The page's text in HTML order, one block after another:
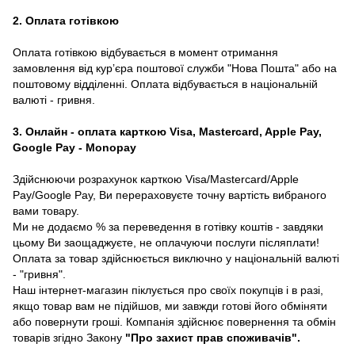
2. Оплата готівкою
Оплата готівкою відбувається в момент отримання
замовлення від курʼєра поштової служби "Нова Пошта" або на
поштовому відділенні. Оплата відбувається в національній
валюті - гривня.
3. Онлайн - оплата карткою Visa, Mastercard, Apple Pay,
Google Pay - Monopay
Здійснюючи розрахунок карткою Visa/Mastercard/Apple
Pay/Google Pay, Ви перераховуєте точну вартість вибраного
вами товару.
Ми не додаємо % за переведення в готівку коштів - завдяки
цьому Ви заощаджуєте, не оплачуючи послуги післяплати!
Оплата за товар здійснюється виключно у національній валюті
- "гривня".
Наш інтернет-магазин піклується про своїх покупців і в разі,
якщо товар вам не підійшов, ми завжди готові його обміняти
або повернути гроші. Компанія здійснює повернення та обмін
товарів згідно Закону "Про захист прав споживачів".